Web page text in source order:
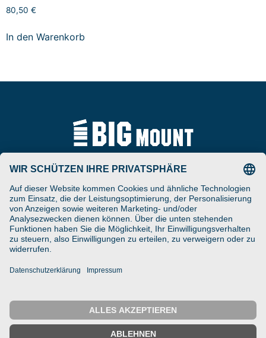
80,50 €
In den Warenkorb
ARAT Spezialhalterungen
GmbH
Schierbusch 2a
D- 33161 Hövelhof
DESIGNED ENGINEERED
Tel
+49 (0) 5257-9380625
Fax
+49 (0) 5257-9380629
IMPRESSUM DATENSCHUTZ